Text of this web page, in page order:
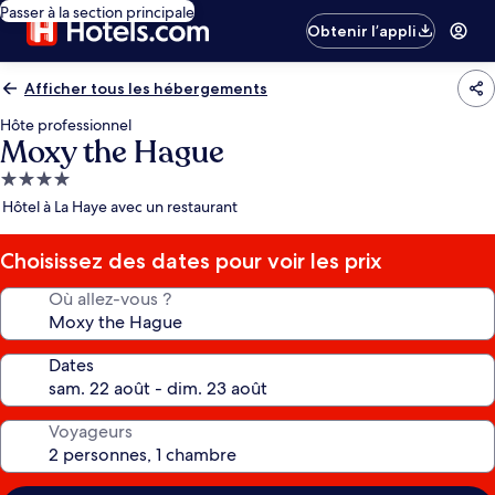
Passer à la section principale
Obtenir l’appli
Afficher tous les hébergements
Hôte professionnel
Moxy the Hague
Hébergement
4.0 étoiles
Hôtel à La Haye avec un restaurant
Choisissez des dates pour voir les prix
Où allez-vous ?
Dates
Voyageurs